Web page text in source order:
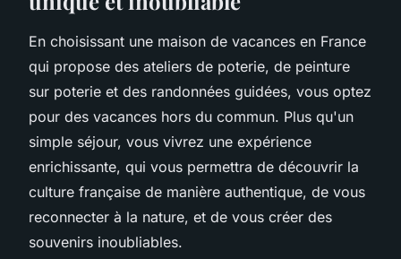
En choisissant une maison de vacances en France
qui propose des ateliers de poterie, de peinture
sur poterie et des randonnées guidées, vous optez
pour des vacances hors du commun. Plus qu'un
simple séjour, vous vivrez une expérience
enrichissante, qui vous permettra de découvrir la
culture française de manière authentique, de vous
reconnecter à la nature, et de vous créer des
souvenirs inoubliables.